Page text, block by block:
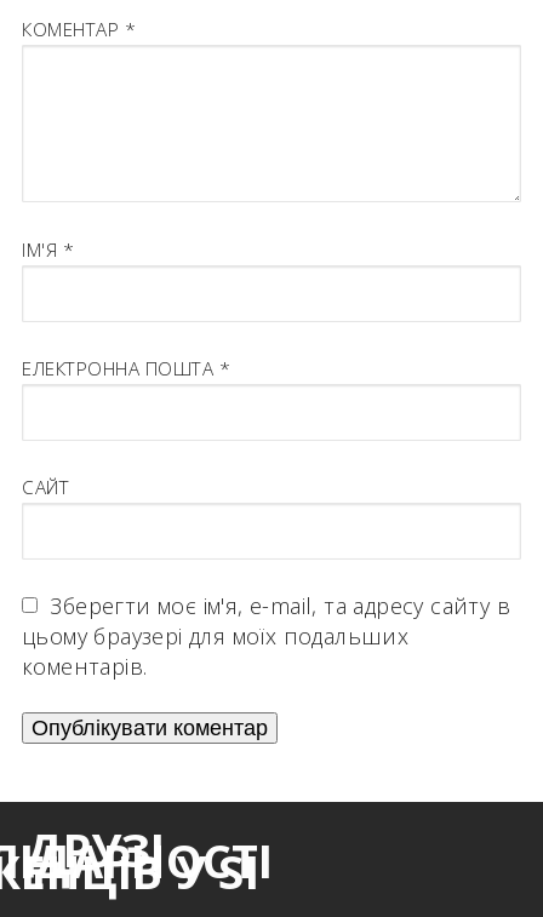
КОМЕНТАР *
ІМ'Я *
ЕЛЕКТРОННА ПОШТА *
САЙТ
Зберегти моє ім'я, e-mail, та адресу сайту в
цьому браузері для моїх подальших
коментарів.
ДРУЗІУ SI